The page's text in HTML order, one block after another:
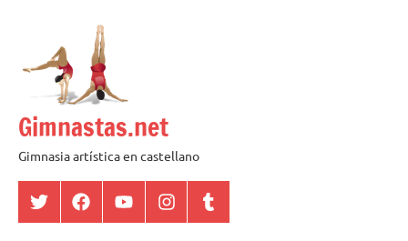
contenido
Gimnastas.net
Gimnasia artística en castellano
TwitterFacebookYouTubeInstagramTumblr